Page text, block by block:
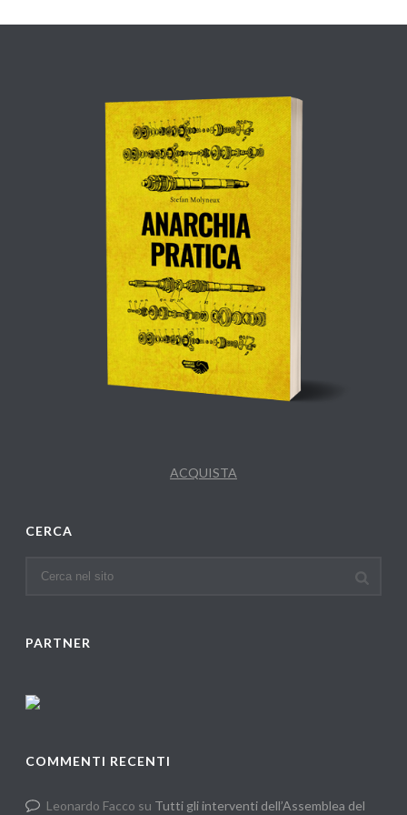
ACQUISTA
CERCA
PARTNER
COMMENTI RECENTI
Leonardo Facco su Tutti gli interventi dell’Assemblea del